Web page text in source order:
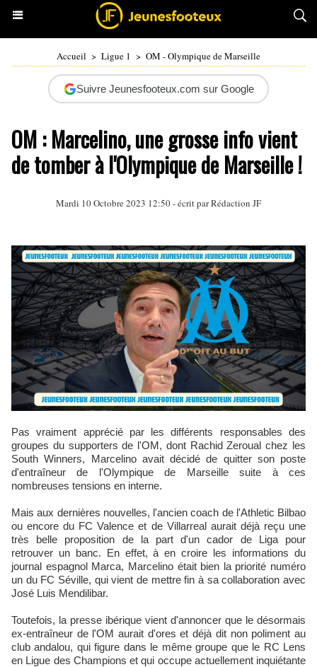
Accueil > Ligue 1 > OM - Olympique de Marseille
Suivre Jeunesfooteux.com sur Google
OM : Marcelino, une grosse info vient
de tomber à l'Olympique de Marseille !
Mardi 10 Octobre 2023 12:50 - écrit par Rédaction JF
Pas vraiment apprécié par les différents responsables des
groupes du supporters de l'OM, dont Rachid Zeroual chez les
South Winners, Marcelino avait décidé de quitter son poste
d'entraîneur de l'Olympique de Marseille suite à ces
nombreuses tensions en interne.
Mais aux dernières nouvelles, l'ancien coach de l'Athletic Bilbao
ou encore du FC Valence et de Villarreal aurait déjà reçu une
très belle proposition de la part d'un cador de Liga pour
retrouver un banc. En effet, à en croire les informations du
journal espagnol Marca, Marcelino était bien la priorité numéro
un du FC Séville, qui vient de mettre fin à sa collaboration avec
José Luis Mendilibar.
Toutefois, la presse ibérique vient d'annoncer que le désormais
ex-entraîneur de l'OM aurait d'ores et déjà dit non poliment au
club andalou, qui figure dans le même groupe que le RC Lens
en Ligue des Champions et qui occupe actuellement inquiétante